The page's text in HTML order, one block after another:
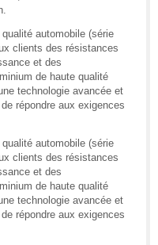
automobile (série
clients des résistances
et des
de haute qualité
technologie avancée et
répondre aux exigences
automobile (série
clients des résistances
et des
de haute qualité
technologie avancée et
répondre aux exigences